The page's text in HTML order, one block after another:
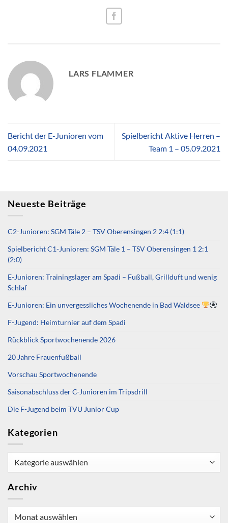
LARS FLAMMER
Bericht der E-Junioren vom
04.09.2021
Spielbericht Aktive Herren –
Team 1 – 05.09.2021
Neueste Beiträge
C2-Junioren: SGM Täle 2 – TSV Oberensingen 2 2:4 (1:1)
Spielbericht C1-Junioren: SGM Täle 1 – TSV Oberensingen 1 2:1
(2:0)
E-Junioren: Trainingslager am Spadi – Fußball, Grillduft und wenig
Schlaf
E-Junioren: Ein unvergessliches Wochenende in Bad Waldsee
F-Jugend: Heimturnier auf dem Spadi
Rückblick Sportwochenende 2026
20 Jahre Frauenfußball
Vorschau Sportwochenende
Saisonabschluss der C-Junioren im Tripsdrill
Die F-Jugend beim TVU Junior Cup
Kategorien
Archiv